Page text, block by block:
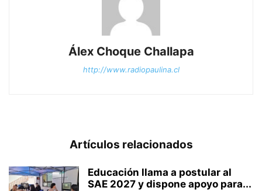
Álex Choque Challapa
http://www.radiopaulina.cl
Artículos relacionados
Educación llama a postular al
SAE 2027 y dispone apoyo para...